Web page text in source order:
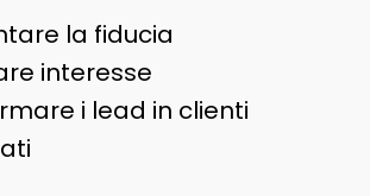
la fiducia
interesse
i lead in clienti